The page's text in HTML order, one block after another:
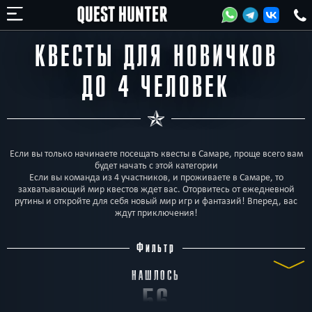
КВЕСТЫ ДЛЯ НОВИЧКОВ
ДО 4 ЧЕЛОВЕК
Если вы только начинаете посещать квесты в Самаре, проще всего вам
будет начать с этой категории
Если вы команда из 4 участников, и проживаете в Самаре, то
захватывающий мир квестов ждет вас. Оторвитесь от ежедневной
рутины и откройте для себя новый мир игр и фантазий! Вперед, вас
ждут приключения!
Фильтр
НАШЛОСЬ
56